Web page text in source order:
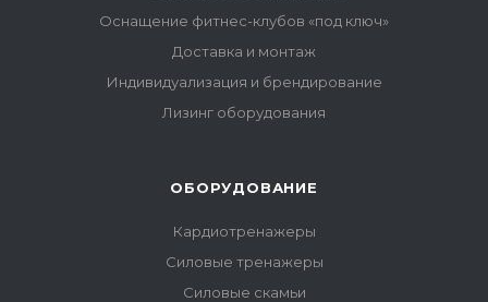
Оснащение фитнес-клубов «под ключ»
Доставка и монтаж
Индивидуализация и брендирование
Лизинг оборудования
ОБОРУДОВАНИЕ
Кардиотренажеры
Силовые тренажеры
Силовые скамьи